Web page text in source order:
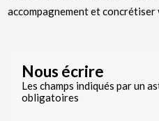
accompagnement et concrétiser
Nous écrire
Les champs indiqués par un
obligatoires